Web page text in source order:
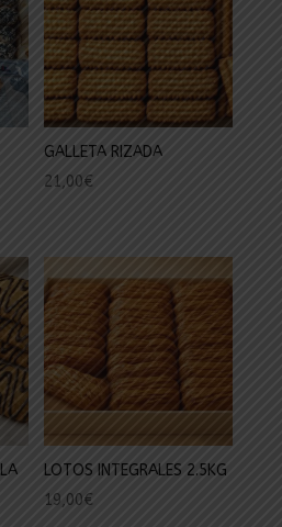
GALLETA RIZADA
21,00€
LOTOS INTEGRALES 2.5KG
19,00€